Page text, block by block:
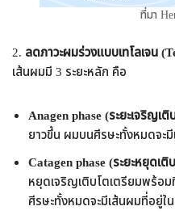
ที่มา
2. ลดภาวะผมร่วงแบบเทโลเจน
เส้นผมมี 3 ระยะหลัก คือ
Anagen phase (ระยะเจริญเ
ยาวขึ้น ผมบนศีรษะทั้งหมดจะ
Catagen phase (ระยะหยุดเ
หยุดเจริญเติบโตเตรียมพร้อ
ศีรษะทั้งหมดจะมีเส้นผมที่อยู่ใ